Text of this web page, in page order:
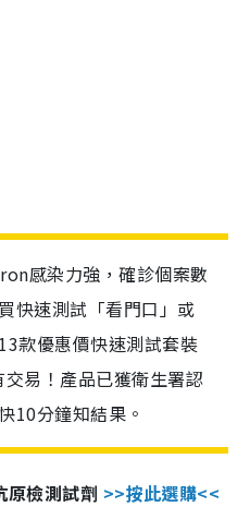
感染力強，確診個案數
快速測試「看門口」或
款優惠價快速測試套裝
易！產品已獲衛生署認
10分鐘知結果。
原檢測試劑 >>按此選購<<